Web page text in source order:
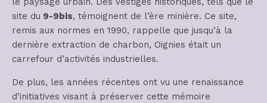
site du 9-9bis, témoignent de l’ère minière. Ce site,
remis aux normes en 1990, rappelle que jusqu’à la
dernière extraction de charbon, Oignies était un
carrefour d’activités industrielles.
De plus, les années récentes ont vu une renaissance
d’initiatives visant à préserver cette mémoire